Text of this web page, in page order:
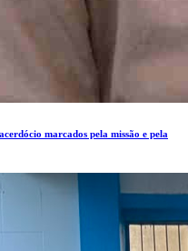
marcados pela missão e pela